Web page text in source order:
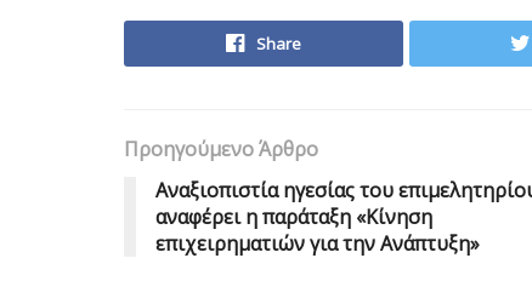
Share
Προηγούμενο Άρθρο
Αναξιοπιστία ηγεσίας του
αναφέρει η παράταξη «Κίνηση
επιχειρηματιών για την Ανάπτυξη»